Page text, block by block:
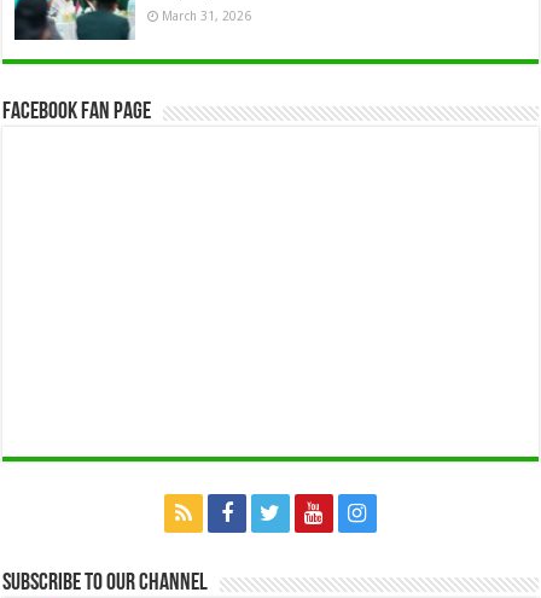
March 31, 2026
Facebook Fan Page
Subscribe to our Channel